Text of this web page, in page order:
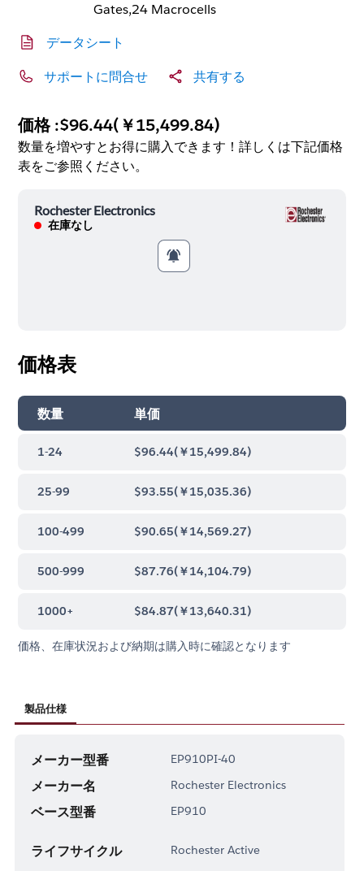
Gates,24 Macrocells
データシート
サポートに問合せ 共有する
価格 :$96.44(￥15,499.84)
数量を増やすとお得に購入できます！詳しくは下記価格
表をご参照ください。
Rochester Electronics
在庫なし
価格表
数量 単価
1-24 $96.44(￥15,499.84)
25-99 $93.55(￥15,035.36)
100-499 $90.65(￥14,569.27)
500-999 $87.76(￥14,104.79)
1000+ $84.87(￥13,640.31)
価格、在庫状況および納期は購入時に確認となります
製品仕様
メーカー型番 EP910PI-40
メーカー名 Rochester Electronics
ベース型番 EP910
ライフサイクル Rochester Active